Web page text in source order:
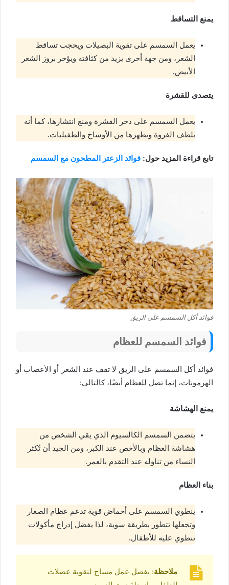
يمنع التساقط
يعمل السمسم على تقوية البصيلات ويحجب تساقط
الشعر، ومن جهة أخرى يزيد من كثافته ويؤخر بروز الشعر
الأبيض.
يتصدى للقشرة
يعمل السمسم على دحر القشرة ومنع انتشارها، كما أنه
يلطف الفروة ويطهرها من الأوساخ والطفيليات.
تابع قراءة المزيد حول: فوائد الزعتر المطحون مع السمسم
فوائد أكل السمسم على الريق
فوائد السمسم للعظام
فوائد أكل السمسم على الريق لا تقف عند الشعر أو الأعصاب أو
الهرمونات، إنما تصل للعظام أيضًا، كالتالي:
يمنع الهشاشة
يتضمن السمسم الكالسيوم الذي يقي الشخص من
هشاشة العظام وبالأخص عند الكبر، ومن الجيد أن تُكثر
النساء من تناوله عند التقدم بالعمر.
بناء العظام
ينطوي السمسم على أحماض قوية تدعم عظام الصغار
وتجعلها تتطور بطريقة سوية، لذا يفضل إدراج مأكولات
تنطوي عليه للأطفال.
ملاحظة: يفضل عمل مساج لتقوية عضلات